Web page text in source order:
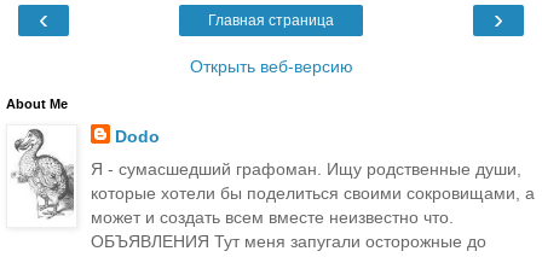
‹ ›
Главная страница
Открыть веб-версию
About Me
Dodo
Я - сумасшедший графоман. Ищу родственные души,
которые хотели бы поделиться своими сокровищами, а
может и создать всем вместе неизвестно что.
ОБЪЯВЛЕНИЯ Тут меня запугали осторожные до